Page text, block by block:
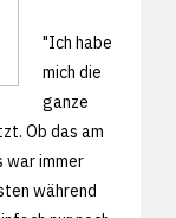
"Ich habe
mich die
ganze
Ob das am
war immer
während